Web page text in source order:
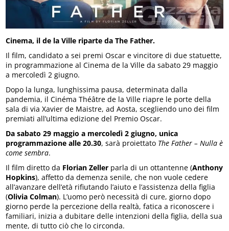
Cinema, il de la Ville riparte da The Father.
Il film, candidato a sei premi Oscar e vincitore di due statuette,
in programmazione al Cinema de la Ville da sabato 29 maggio
a mercoledì 2 giugno.
Dopo la lunga, lunghissima pausa, determinata dalla
pandemia, il Cinéma Théâtre de la Ville riapre le porte della
sala di via Xavier de Maistre, ad Aosta, scegliendo uno dei film
premiati all’ultima edizione del Premio Oscar.
Da sabato 29 maggio a mercoledì 2 giugno, unica
programmazione alle 20.30, sarà proiettato The Father – Nulla è
come sembra.
Il film diretto da Florian Zeller parla di un ottantenne (Anthony
Hopkins), affetto da demenza senile, che non vuole cedere
all’avanzare dell’età rifiutando l’aiuto e l’assistenza della figlia
(Olivia Colman). L’uomo però necessità di cure, giorno dopo
giorno perde la percezione della realtà, fatica a riconoscere i
familiari, inizia a dubitare delle intenzioni della figlia, della sua
mente, di tutto ciò che lo circonda.